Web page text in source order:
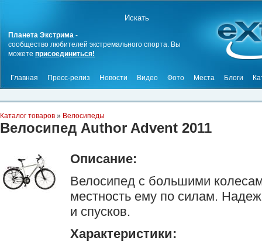
Планета Экстрима -
сообщество любителей экстремального спорта. Вы
можете присоединиться!
Главная Пресс-релиз Новости Видео Фото Места Блоги
Каталог товаров » Велосипеды
Велосипед Author Advent 2011
Описание:
Велосипед с большими
местность ему по силам.
и спусков.
Характеристики: